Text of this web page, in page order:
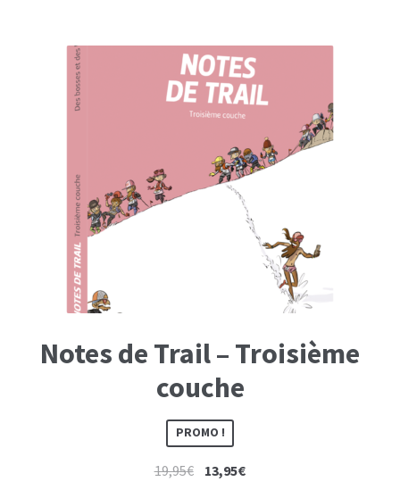
Notes de Trail – Troisième
couche
PROMO !
19,95€ Le13,95€Le